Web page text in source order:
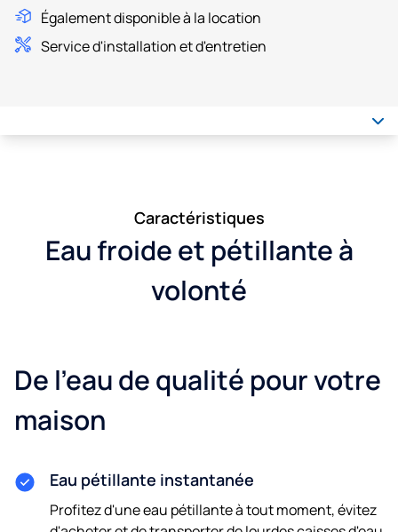
Également disponible à la location
Service d'installation et d'entretien
Caractéristiques
Eau froide et pétillante à
volonté
De l'eau de qualité pour votre
maison
Eau pétillante instantanée
Profitez d'une eau pétillante à tout moment, évitez